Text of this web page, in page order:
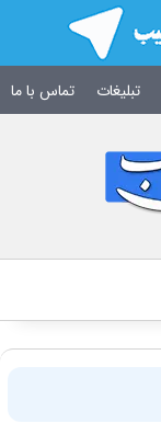
تبلیغات تماس با ما